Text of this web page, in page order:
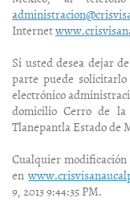
Internet
Si usted desea dejar
parte puede
electrónico
domicilio Cerro de la
Tlanepantla Estado de
Cualquier
en
9, 2013 9:44:35 PM.